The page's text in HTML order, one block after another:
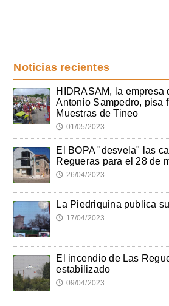
Noticias recientes
HIDRASAM, la empresa
Antonio Sampedro, pisa
Muestras de Tineo
🕔 01/05/2023
El BOPA "desvela" las
Regueras para el 28 de
🕔 26/04/2023
La Piedriquina publica
🕔 17/04/2023
El incendio de Las
estabilizado
🕔 09/04/2023